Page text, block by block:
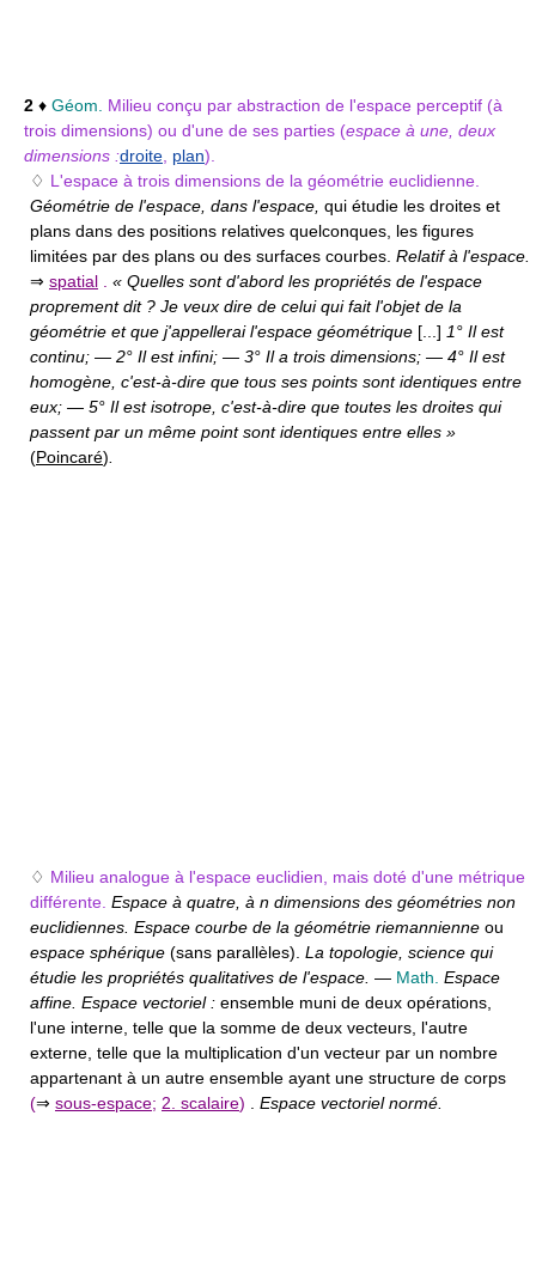
2 ♦ Géom.
Milieu conçu par abstraction de l'espace perceptif (à
trois dimensions) ou d'une de ses parties (espace à une, deux
dimensions :droite plan).
♢ L'espace à trois dimensions de la géométrie euclidienne.
Géométrie de l'espace, dans l'espace, qui étudie les droites et
plans dans des positions relatives quelconques, les figures
limitées par des plans ou des surfaces courbes. Relatif à l'espace.
⇒ spatial
« Quelles sont d'abord les propriétés de l'espace
proprement dit ? Je veux dire de celui qui fait l'objet de la
géométrie et que j'appellerai l'espace géométrique [...] 1° Il est
continu; — 2° Il est infini; — 3° Il a trois dimensions; — 4° Il est
homogène, c'est-à-dire que tous ses points sont identiques entre
eux; — 5° Il est isotrope, c'est-à-dire que toutes les droites qui
passent par un même point sont identiques entre elles »
(Poincaré)
♢ Milieu analogue à l'espace euclidien, mais doté d'une métrique
différente. Espace à quatre, à n dimensions des géométries non
euclidiennes. Espace courbe de la géométrie riemannienne ou
espace sphérique (sans parallèles). La topologie, science qui
étudie les propriétés qualitatives de l'espace. — Math. Espace
affine. Espace vectoriel : ensemble muni de deux opérations,
l'une interne, telle que la somme de deux vecteurs, l'autre
externe, telle que la multiplication d'un vecteur par un nombre
appartenant à un autre ensemble ayant une structure de corps
(⇒ sous-espace; 2. scalaire) Espace vectoriel normé.